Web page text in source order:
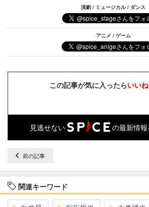
演劇 / ミュージカル / ダンス
アニメ / ゲーム
この記事が気に入ったらいいね
見逃せない の最新情報
前の記事
関連キーワード